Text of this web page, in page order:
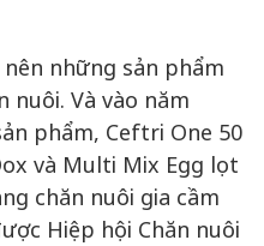
những sản phẩm
nuôi. Và vào năm
phẩm, Ceftri One 50
và Multi Mix Egg lọt
chăn nuôi gia cầm
Hiệp hội Chăn nuôi